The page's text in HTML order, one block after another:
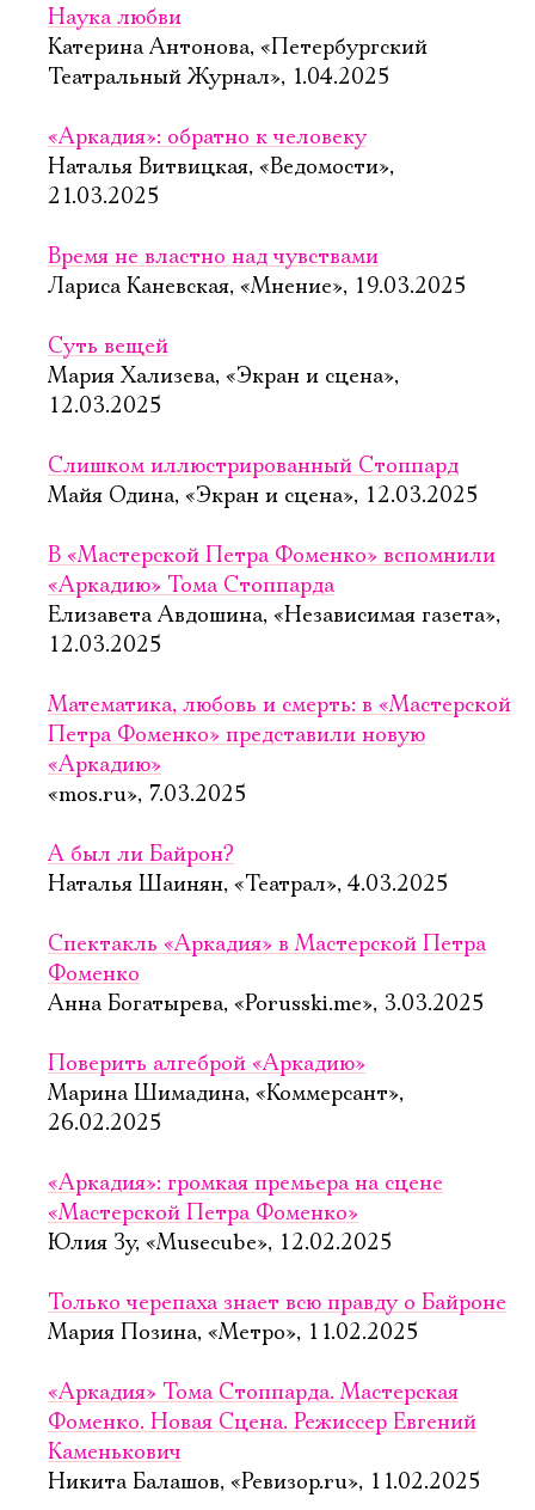
Наука любви
Катерина Антонова, «Петербургский
Театральный Журнал», 1.04.2025
«Аркадия»: обратно к человеку
Наталья Витвицкая, «Ведомости»,
21.03.2025
Время не властно над чувствами
Лариса Каневская, «Мнение», 19.03.2025
Суть вещей
Мария Хализева, «Экран и сцена»,
12.03.2025
Слишком иллюстрированный Стоппард
Майя Одина, «Экран и сцена», 12.03.2025
В «Мастерской Петра Фоменко» вспомнили
«Аркадию» Тома Стоппарда
Елизавета Авдошина, «Независимая газета»,
12.03.2025
Математика, любовь и смерть: в «Мастерской
Петра Фоменко» представили новую
«Аркадию»
«mos.ru», 7.03.2025
А был ли Байрон?
Наталья Шаинян, «Театрал», 4.03.2025
Спектакль «Аркадия» в Мастерской Петра
Фоменко
Анна Богатырева, «Porusski.me», 3.03.2025
Поверить алгеброй «Аркадию»
Марина Шимадина, «Коммерсант»,
26.02.2025
«Аркадия»: громкая премьера на сцене
«Мастерской Петра Фоменко»
Юлия Зу, «Musecube», 12.02.2025
Только черепаха знает всю правду о Байроне
Мария Позина, «Метро», 11.02.2025
«Аркадия» Тома Стоппарда. Мастерская
Фоменко. Новая Сцена. Режиссер Евгений
Каменькович
Никита Балашов, «Ревизор.ru», 11.02.2025